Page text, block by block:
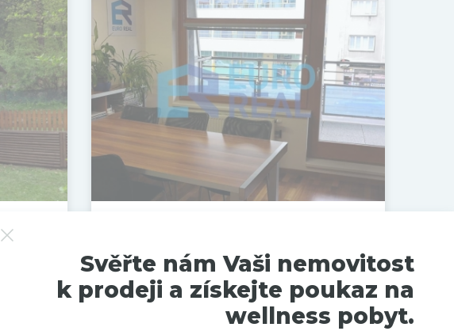
Na Pankráci, Praha 4, Hlavní město Praha
PRONAJATO
Svěřte nám Vaši nemovitost
k prodeji a získejte poukaz na
wellness pobyt.